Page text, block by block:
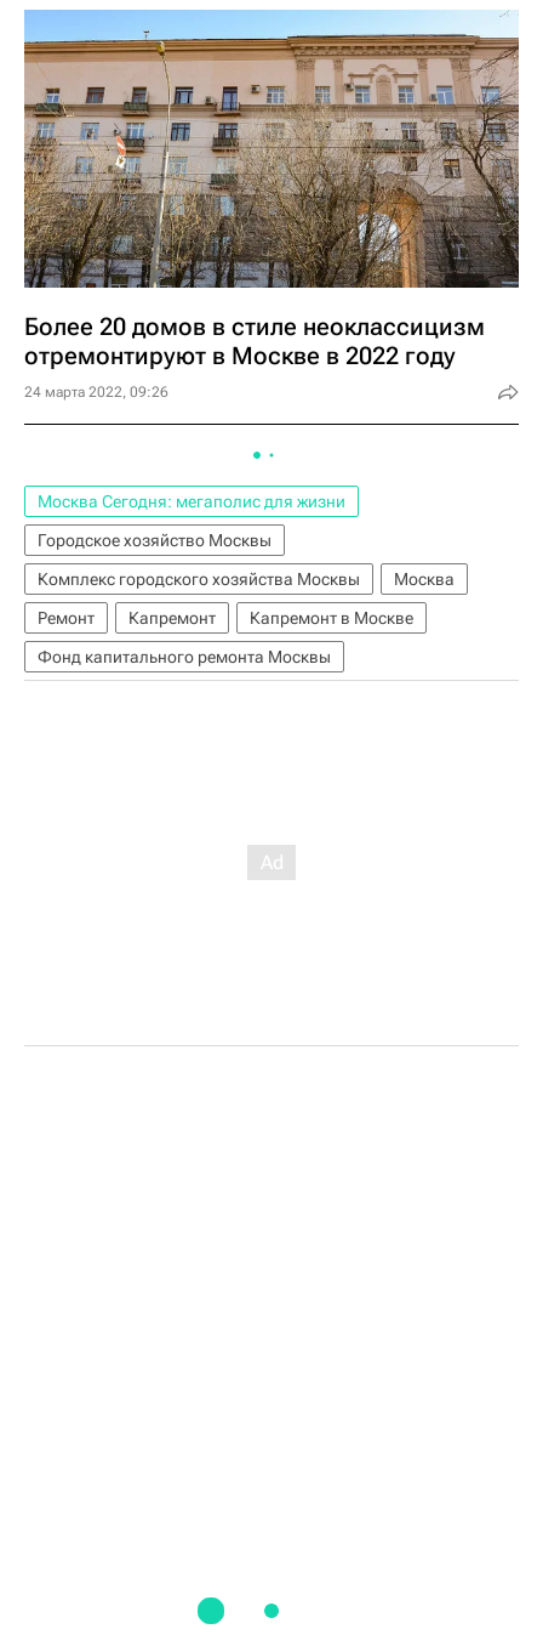
Более 20 домов в стиле неоклассицизм
отремонтируют в Москве в 2022 году
24 марта 2022, 09:26
Москва Сегодня: мегаполис для жизни
Городское хозяйство Москвы
Комплекс городского хозяйства Москвы
Москва
Ремонт
Капремонт
Капремонт в Москве
Фонд капитального ремонта Москвы